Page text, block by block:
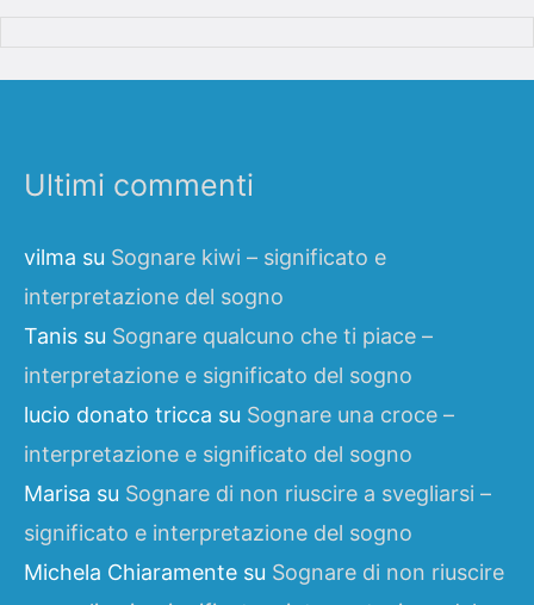
Ultimi commenti
vilma su Sognare kiwi – significato e
interpretazione del sogno
Tanis su Sognare qualcuno che ti piace –
interpretazione e significato del sogno
lucio donato tricca su Sognare una croce –
interpretazione e significato del sogno
Marisa su Sognare di non riuscire a svegliarsi –
significato e interpretazione del sogno
Michela Chiaramente su Sognare di non riuscire